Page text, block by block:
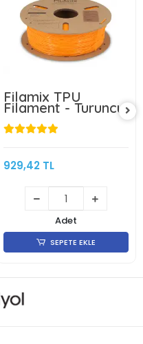
Filamix TPU
Filament - Turuncu
929,42 TL
Adet
SEPETE EKLE